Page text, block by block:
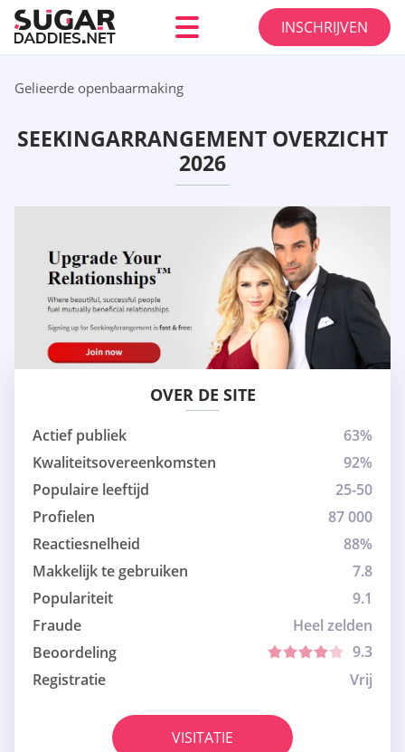
INSCHRIJVEN
Gelieerde openbaarmaking
SEEKINGARRANGEMENT OVERZICHT
2026
OVER DE SITE
Actief publiek
63%
Kwaliteitsovereenkomsten
92%
Populaire leeftijd
25-50
Profielen
87 000
Reactiesnelheid
88%
Makkelijk te gebruiken
7.8
Populariteit
9.1
Fraude
Heel zelden
Beoordeling
9.3
Registratie
Vrij
VISITATIE